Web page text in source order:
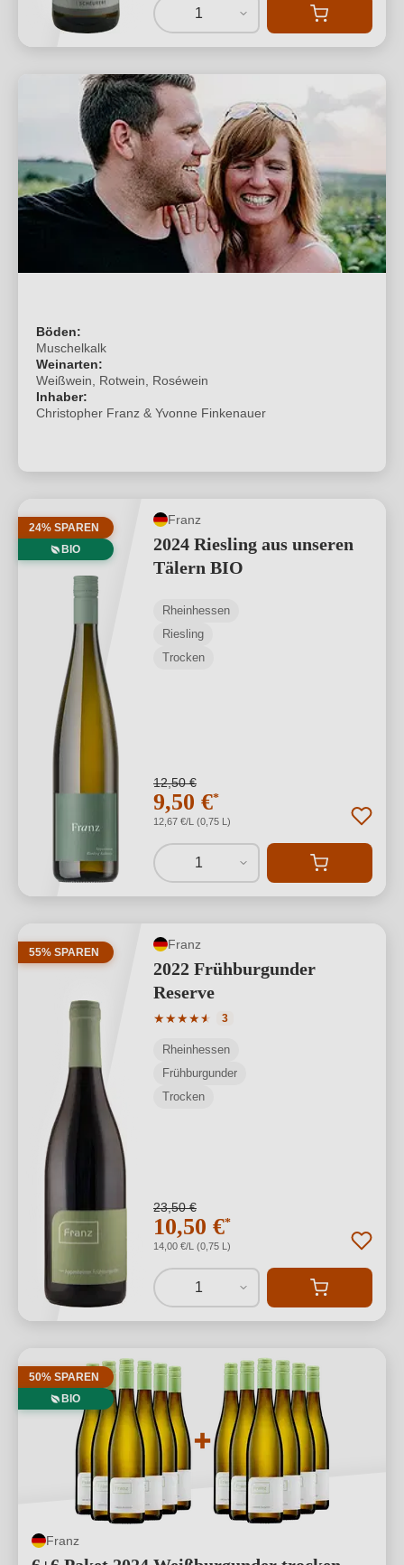
1
Böden:
Muschelkalk
Weinarten:
Weißwein, Rotwein, Roséwein
Inhaber:
Christopher Franz & Yvonne Finkenauer
24% SPAREN
BIO
Franz
2024 Riesling aus unseren
Tälern BIO
Rheinhessen
Riesling
Trocken
12,50 €
9,50 €*
12,67 €/L (0,75 L)
1
55% SPAREN
Franz
2022 Frühburgunder
Reserve
★★★★★
★
Durchschnittliche Bewertung von 4.67
3
Rheinhessen
Frühburgunder
Trocken
23,50 €
10,50 €*
14,00 €/L (0,75 L)
1
50% SPAREN
BIO
Franz